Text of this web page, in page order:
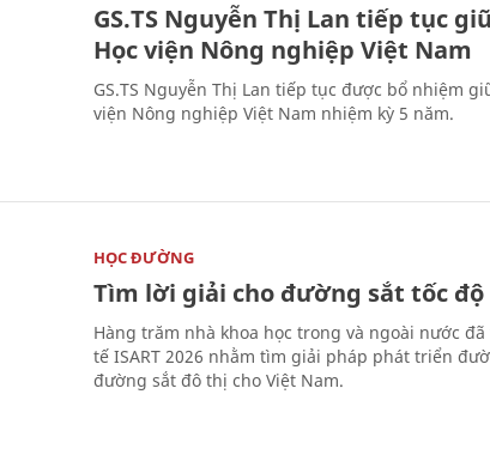
GS.TS Nguyễn Thị Lan tiếp tục
Học viện Nông nghiệp Việt Nam
GS.TS Nguyễn Thị Lan tiếp tục được bổ nhiệm
viện Nông nghiệp Việt Nam nhiệm kỳ 5 năm.
HỌC ĐƯỜNG
Tìm lời giải cho đường sắt tốc độ
Hàng trăm nhà khoa học trong và ngoài nước
tế ISART 2026 nhằm tìm giải pháp phát triển
đường sắt đô thị cho Việt Nam.